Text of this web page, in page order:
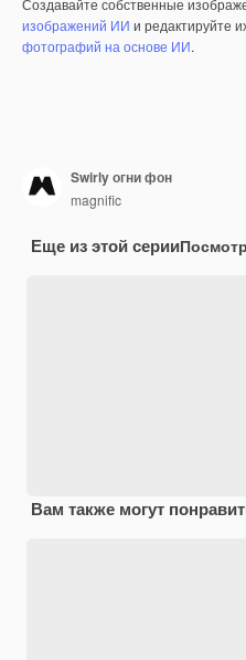
изображений ИИ и редактируйте
фотографий на основе ИИ.
Swirly огни фон
magnific
Еще из этой серии
Вам также могут